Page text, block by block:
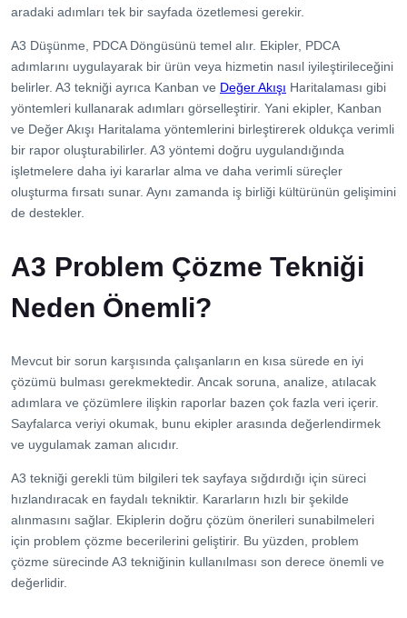
Kurumsal
Referanslar
İletişim
aradaki adımları tek bir sayfada özetlemesi gerekir.
A3 Düşünme, PDCA Döngüsünü temel alır. Ekipler, PDCA
adımlarını uygulayarak bir ürün veya hizmetin nasıl iyileştirileceğini
belirler. A3 tekniği ayrıca Kanban ve Değer Akışı Haritalaması gibi
yöntemleri kullanarak adımları görselleştirir. Yani ekipler, Kanban
ve Değer Akışı Haritalama yöntemlerini birleştirerek oldukça verimli
bir rapor oluşturabilirler. A3 yöntemi doğru uygulandığında
işletmelere daha iyi kararlar alma ve daha verimli süreçler
oluşturma fırsatı sunar. Aynı zamanda iş birliği kültürünün gelişimini
de destekler.
A3 Problem Çözme Tekniği
Neden Önemli?
Mevcut bir sorun karşısında çalışanların en kısa sürede en iyi
çözümü bulması gerekmektedir. Ancak soruna, analize, atılacak
adımlara ve çözümlere ilişkin raporlar bazen çok fazla veri içerir.
Sayfalarca veriyi okumak, bunu ekipler arasında değerlendirmek
ve uygulamak zaman alıcıdır.
A3 tekniği gerekli tüm bilgileri tek sayfaya sığdırdığı için süreci
hızlandıracak en faydalı tekniktir. Kararların hızlı bir şekilde
alınmasını sağlar. Ekiplerin doğru çözüm önerileri sunabilmeleri
için problem çözme becerilerini geliştirir. Bu yüzden, problem
çözme sürecinde A3 tekniğinin kullanılması son derece önemli ve
değerlidir.